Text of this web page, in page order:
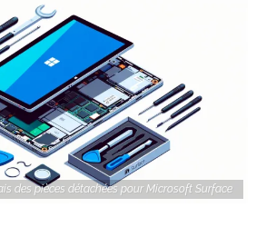
des pièces détachées pour Microsoft Surface